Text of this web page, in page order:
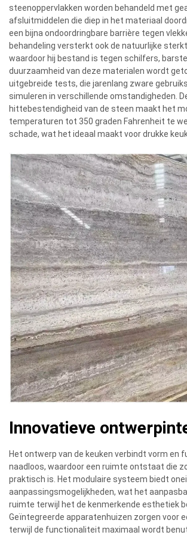
steenoppervlakken worden behandeld met
afsluitmiddelen die diep in het materiaal
een bijna ondoordringbare barrière tegen
behandeling versterkt ook de natuurlijke
waardoor hij bestand is tegen schilfers,
duurzaamheid van deze materialen wordt
uitgebreide tests, die jarenlang zware
simuleren in verschillende omstandigheden.
hittebestendigheid van de steen maakt het
temperaturen tot 350 graden Fahrenheit te
schade, wat het ideaal maakt voor drukke
Innovatieve
Het ontwerp van de keuken verbindt vorm en
naadloos, waardoor een ruimte ontstaat die
praktisch is. Het modulaire systeem biedt
aanpassingsmogelijkheden, wat het
ruimte terwijl het de kenmerkende esthetiek
Geïntegreerde apparatenhuizen zorgen voor
terwijl de functionaliteit maximaal wordt